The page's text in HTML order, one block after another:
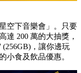
空下音樂會」。只要
達 200 萬的大抽獎，
(256GB)，讓你邊玩
小食及飲品優惠。